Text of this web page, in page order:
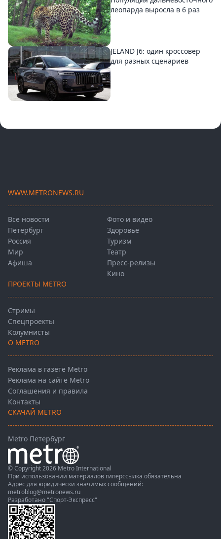
леопарда выросла в 6 раз
JELAND J6: один кроссовер
для разных сценариев
WWW.METRONEWS.RU
Все новости
Петербург
Россия
Мир
Афиша
Фото и видео
Здоровье
Туризм
Театр
Пресс-релизы
Кино
ПРОЕКТЫ METRO
Стримы
Спецпроекты
Колумнисты
О METRO
Реклама в газете Metro
Реклама на сайте Metro
Соглашения и правила
Контакты
СКАЧАЙ METRO
Metro Петербург
© Copyright 2026 Metro International
При использовании материалов гиперссылка обязательна
Адрес для юридически значимых сообщений:
metroblog@metronews.ru
Разработано "Спорт-Экспресс"